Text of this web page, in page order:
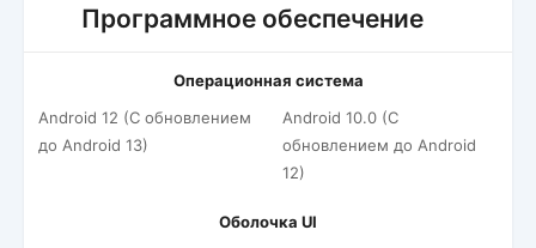
Программное обеспечение
Операционная система
Android 12 (С обновлением
до Android 13)
Android 10.0 (С
обновлением до Android
12)
Оболочка UI